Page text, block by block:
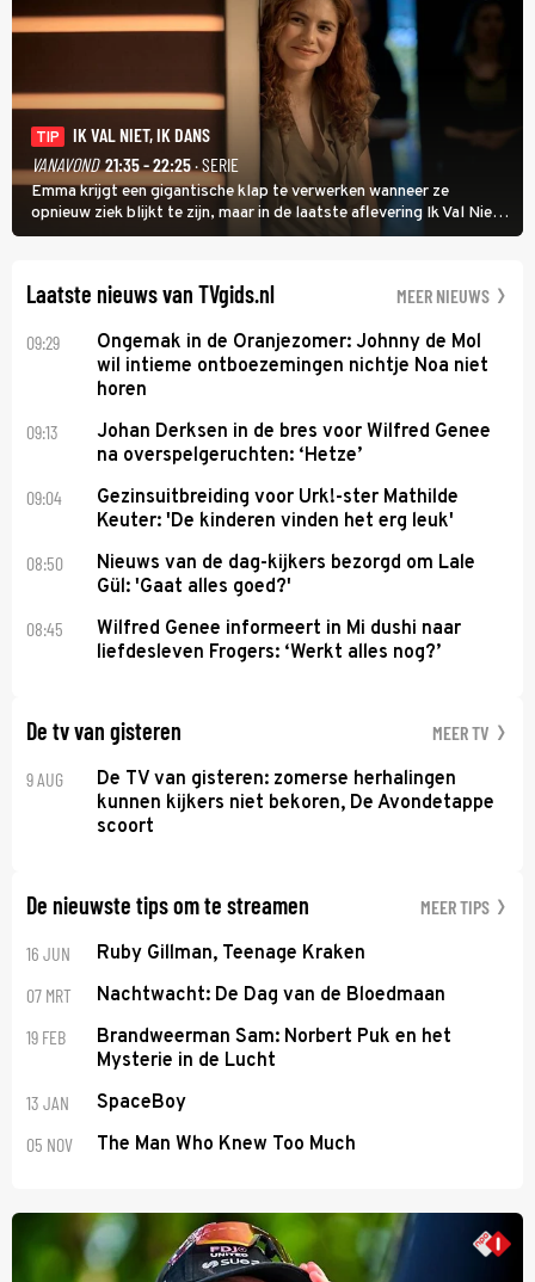
TIP
IK VAL NIET, IK DANS
VANAVOND 21:35 - 22:25· SERIE
Emma krijgt een gigantische klap te verwerken wanneer ze
opnieuw ziek blijkt te zijn, maar in de laatste aflevering Ik Val Niet,
Ik Dans laat ze zien dat ze niet van plan is op te geven, zelfs als ze
Laatste nieuws van TVgids.nl MEER NIEUWS
09:29
Ongemak in de Oranjezomer: Johnny de Mol
wil intieme ontboezemingen nichtje Noa niet
horen
09:13
Johan Derksen in de bres voor Wilfred Genee
na overspelgeruchten: ‘Hetze’
09:04
Gezinsuitbreiding voor Urk!-ster Mathilde
Keuter: 'De kinderen vinden het erg leuk'
08:50
Nieuws van de dag-kijkers bezorgd om Lale
Gül: 'Gaat alles goed?'
08:45
Wilfred Genee informeert in Mi dushi naar
liefdesleven Frogers: ‘Werkt alles nog?’
De tv van gisteren MEER TV
9 AUG
De TV van gisteren: zomerse herhalingen
kunnen kijkers niet bekoren, De Avondetappe
scoort
De nieuwste tips om te streamen MEER TIPS
16 JUN Ruby Gillman, Teenage Kraken
07 MRT Nachtwacht: De Dag van de Bloedmaan
19 FEB
Brandweerman Sam: Norbert Puk en het
Mysterie in de Lucht
13 JAN SpaceBoy
05 NOV The Man Who Knew Too Much